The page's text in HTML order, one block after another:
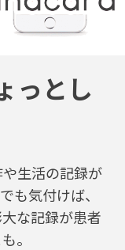
っとし
生活の記録が
も気付けば、
な記録が患者
。